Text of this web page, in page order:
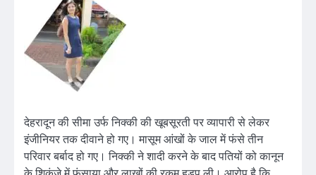
देहरादून की सीमा उर्फ निक्की की खूबसूरती पर व्यापारी से लेकर
इंजीनियर तक दीवाने हो गए। मासूम आंखों के जाल में फंसे तीन
परिवार बर्बाद हो गए। ​निक्की ने शादी करने के बाद पतियों को कानून